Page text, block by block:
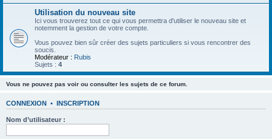
Utilisation du nouveau site
Ici vous trouverez tout ce qui vous permettra d'utiliser le nouveau site et
notemment la gestion de votre compte.
Vous pouvez bien sûr créer des sujets particuliers si vous rencontrer des
soucis.
Modérateur : Rubis
Sujets : 4
Vous ne pouvez pas voir ou consulter les sujets de ce forum.
CONNEXION • INSCRIPTION
Nom d’utilisateur :